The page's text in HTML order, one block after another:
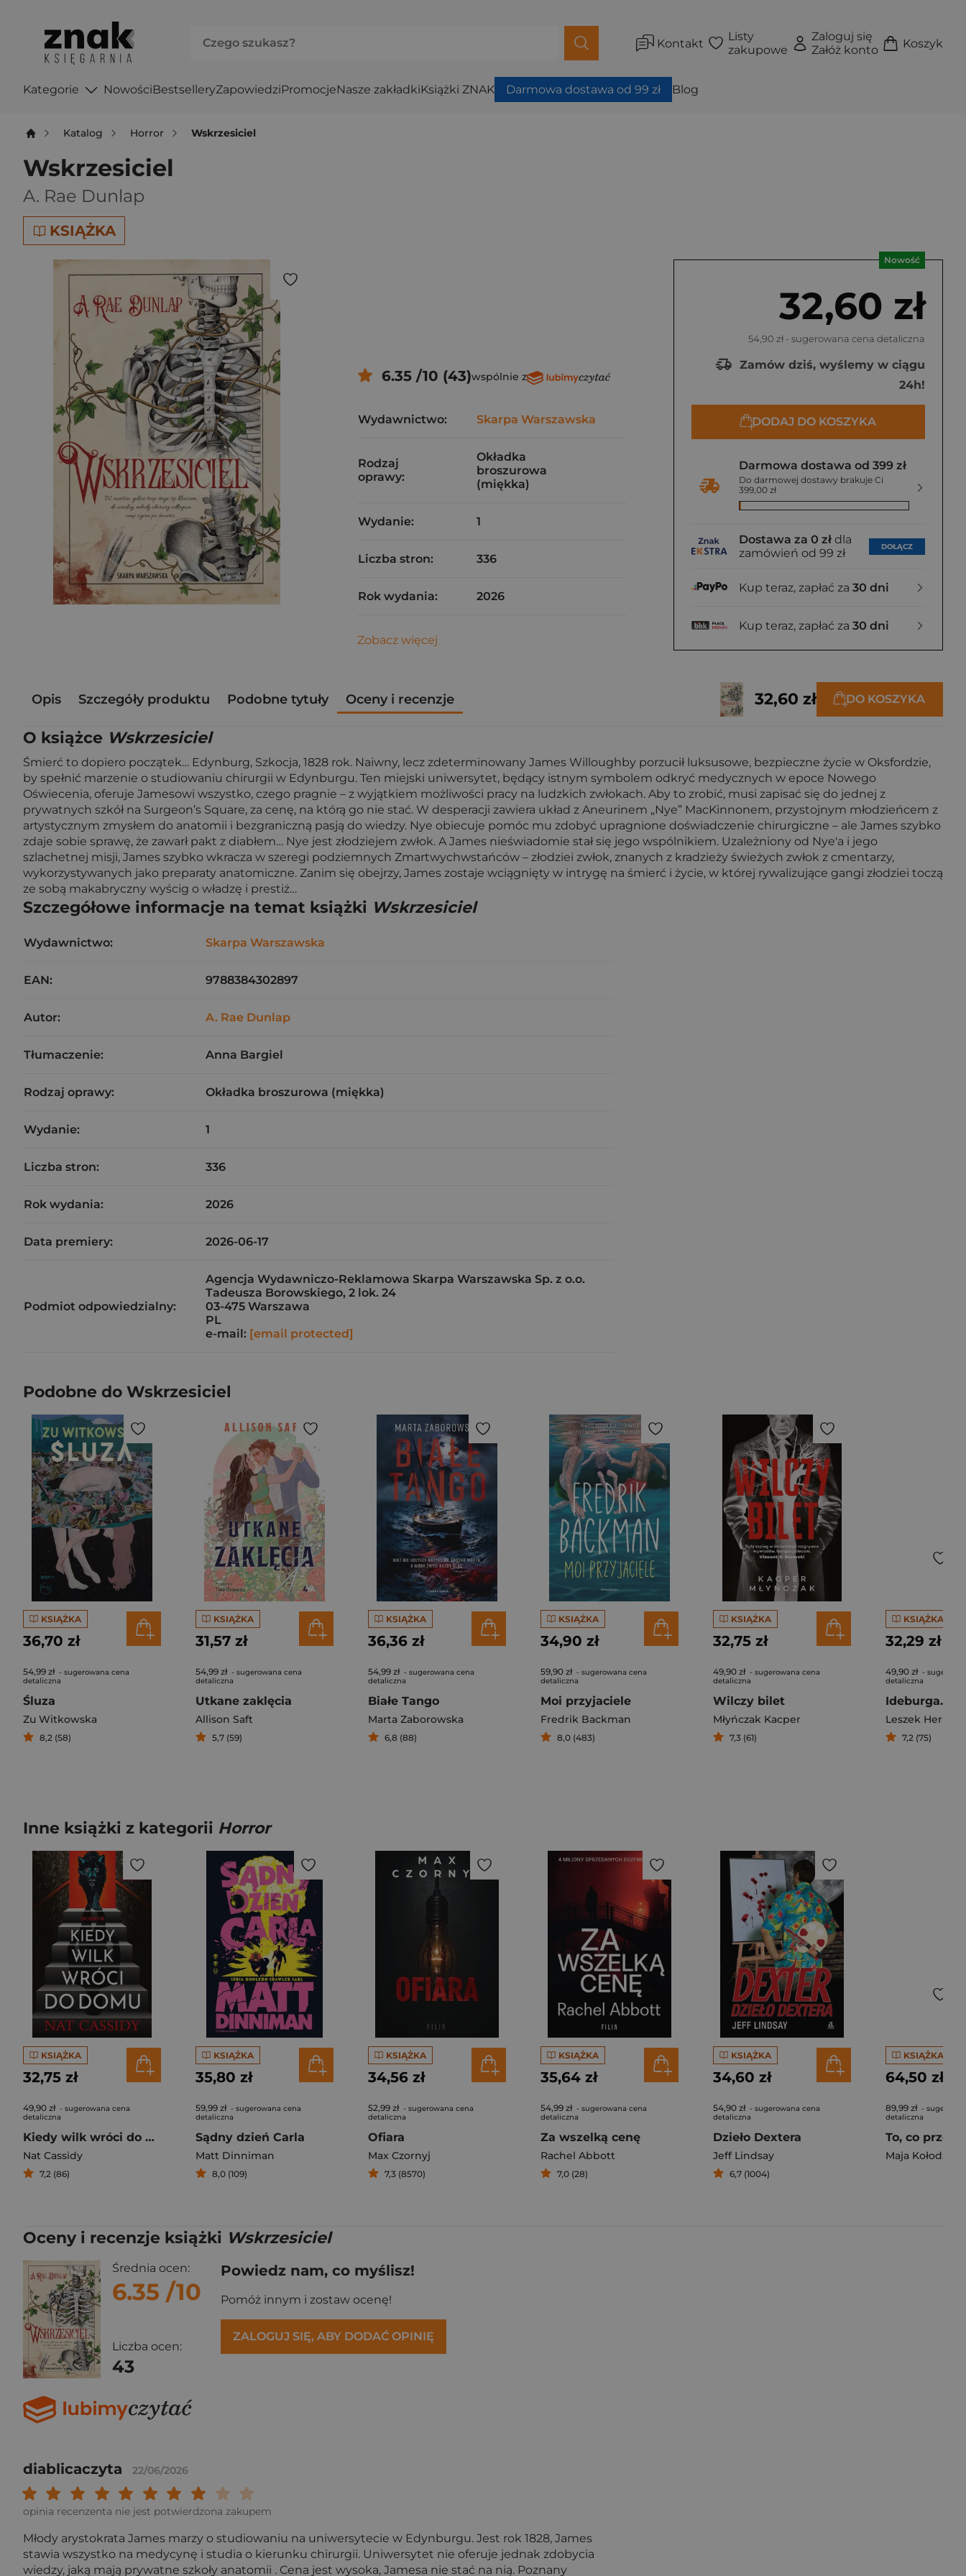
Kontakt
Listy
zakupowe
Zaloguj się
Załóż konto
Koszyk
Kategorie NowościBestselleryZapowiedziPromocjeNasze zakładkiKsiążki ZNAK Darmowa dostawa od 99 zł Blog
Katalog Horror Wskrzesiciel
Wskrzesiciel
A. Rae Dunlap
KSIĄŻKA
Nowość
32,60 zł
54,90 zł - sugerowana cena detaliczna
Zamów dziś, wyślemy w ciągu
24h!
DODAJ DO KOSZYKA
Darmowa dostawa od 399 zł
Do darmowej dostawy brakuje Ci
399,00 zł
Dostawa za 0 zł dla
zamówień od 99 zł
DOŁĄCZ
Kup teraz, zapłać za 30 dni
Kup teraz, zapłać za 30 dni
6.35 /10 (43)wspólnie z
Wydawnictwo: Skarpa Warszawska
Rodzaj
oprawy:
Okładka
broszurowa
(miękka)
Wydanie: 1
Liczba stron: 336
Rok wydania: 2026
Zobacz więcej
Opis Szczegóły produktu Podobne tytuły Oceny i recenzje 32,60 zł DO KOSZYKA
O książce Wskrzesiciel
Śmierć to dopiero początek… Edynburg, Szkocja, 1828 rok. Naiwny, lecz zdeterminowany James Willoughby porzucił luksusowe, bezpieczne życie w Oksfordzie,
by spełnić marzenie o studiowaniu chirurgii w Edynburgu. Ten miejski uniwersytet, będący istnym symbolem odkryć medycznych w epoce Nowego
Oświecenia, oferuje Jamesowi wszystko, czego pragnie – z wyjątkiem możliwości pracy na ludzkich zwłokach. Aby to zrobić, musi zapisać się do jednej z
prywatnych szkół na Surgeon’s Square, za cenę, na którą go nie stać. W desperacji zawiera układ z Aneurinem „Nye” MacKinnonem, przystojnym młodzieńcem z
artystycznym zmysłem do anatomii i bezgraniczną pasją do wiedzy. Nye obiecuje pomóc mu zdobyć upragnione doświadczenie chirurgiczne – ale James szybko
zdaje sobie sprawę, że zawarł pakt z diabłem… Nye jest złodziejem zwłok. A James nieświadomie stał się jego wspólnikiem. Uzależniony od Nye'a i jego
szlachetnej misji, James szybko wkracza w szeregi podziemnych Zmartwychwstańców – złodziei zwłok, znanych z kradzieży świeżych zwłok z cmentarzy,
wykorzystywanych jako preparaty anatomiczne. Zanim się obejrzy, James zostaje wciągnięty w intrygę na śmierć i życie, w której rywalizujące gangi złodziei toczą
ze sobą makabryczny wyścig o władzę i prestiż…
Szczegółowe informacje na temat książki Wskrzesiciel
Wydawnictwo: Skarpa Warszawska
EAN: 9788384302897
Autor: A. Rae Dunlap
Tłumaczenie: Anna Bargiel
Rodzaj oprawy: Okładka broszurowa (miękka)
Wydanie: 1
Liczba stron: 336
Rok wydania: 2026
Data premiery: 2026-06-17
Podmiot odpowiedzialny:
Agencja Wydawniczo-Reklamowa Skarpa Warszawska Sp. z o.o.
Tadeusza Borowskiego, 2 lok. 24
03-475 Warszawa
PL
e-mail: [email protected]
Podobne do Wskrzesiciel
KSIĄŻKA
36,70 zł
54,99 zł - sugerowana cena
detaliczna
Śluza
Zu Witkowska
8,2 (58)
KSIĄŻKA
31,57 zł
54,99 zł - sugerowana cena
detaliczna
Utkane zaklęcia
Allison Saft
5,7 (59)
KSIĄŻKA
36,36 zł
54,99 zł - sugerowana cena
detaliczna
Białe Tango
Marta Zaborowska
6,8 (88)
KSIĄŻKA
34,90 zł
59,90 zł - sugerowana cena
detaliczna
Moi przyjaciele
Fredrik Backman
8,0 (483)
KSIĄŻKA
32,75 zł
49,90 zł - sugerowana cena
detaliczna
Wilczy bilet
Młyńczak Kacper
7,3 (61)
KSIĄŻKA
32,29 zł
49,90 zł -
detaliczna
Leszek Herman
7,2 (75)
Inne książki z kategorii Horror
KSIĄŻKA
32,75 zł
49,90 zł - sugerowana cena
detaliczna
Kiedy wilk wróci do domu
Nat Cassidy
7,2 (86)
KSIĄŻKA
35,80 zł
59,99 zł - sugerowana cena
detaliczna
Sądny dzień Carla
Matt Dinniman
8,0 (109)
KSIĄŻKA
34,56 zł
52,99 zł - sugerowana cena
detaliczna
Ofiara
Max Czornyj
7,3 (8570)
KSIĄŻKA
35,64 zł
54,99 zł - sugerowana cena
detaliczna
Za wszelką cenę
Rachel Abbott
7,0 (28)
KSIĄŻKA
34,60 zł
54,90 zł - sugerowana cena
detaliczna
Dzieło Dextera
Jeff Lindsay
6,7 (1004)
KSIĄŻKA
64,50 zł
89,99 zł -
detaliczna
Maja
Oceny i recenzje książki Wskrzesiciel
Średnia ocen:
6.35 /10
Liczba ocen:
43
Powiedz nam, co myślisz!
Pomóż innym i zostaw ocenę!
ZALOGUJ SIĘ, ABY DODAĆ OPINIĘ
diablicaczyta 22/06/2026
Twoja ocena: Arcydzieło 10/10"
Twoja ocena: Wybitna 9/10"
Twoja ocena: Rewelacyjna 8/10"
Twoja ocena: Bardzo dobra 7/10"
Twoja ocena: Dobra 6/10"
Twoja ocena: Przeciętna 5/10"
Twoja ocena: Może być 4/10"
Twoja ocena: Słaba 3/10"
Twoja ocena: Bardzo słaba 2/10"
Twoja ocena: Beznadziejna 1/10"
opinia recenzenta nie jest potwierdzona zakupem
Młody arystokrata James marzy o studiowaniu na uniwersytecie w Edynburgu. Jest rok 1828, James
stawia wszystko na medycynę i studia o kierunku chirurgii. Uniwersytet nie oferuje jednak zdobycia
wiedzy, jaką mają prywatne szkoły anatomii . Cena jest wysoka, Jamesa nie stać na nią. Poznany